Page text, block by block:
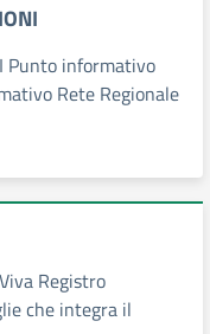
Punto informativo
Rete Regionale
Registro
che integra il